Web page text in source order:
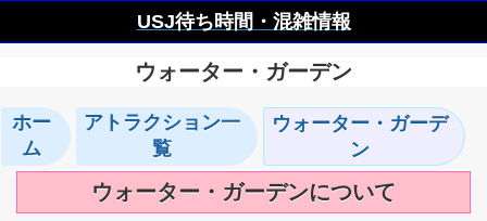
USJ待ち時間・混雑情報
ウォーター・ガーデン
ホー
ム
アトラクション一
覧
ウォーター・ガーデ
ン
ウォーター・ガーデンについて